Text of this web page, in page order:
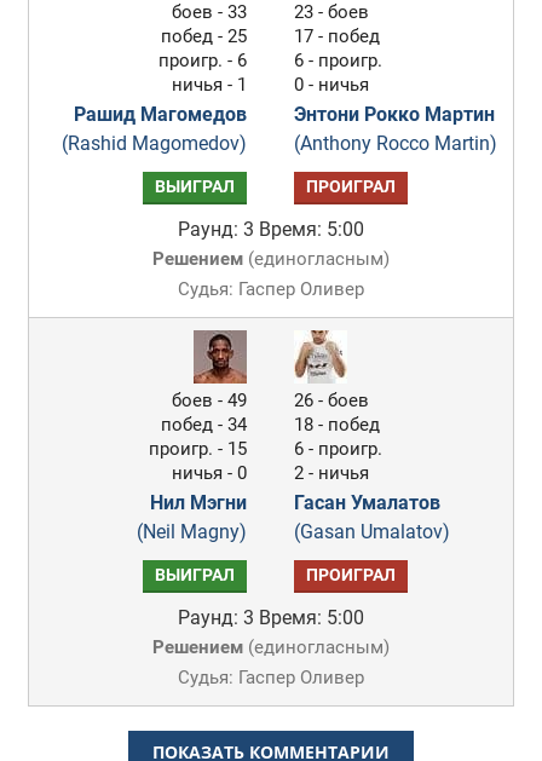
боев - 33
побед - 25
проигр. - 6
ничья - 1
Рашид Магомедов
(Rashid Magomedov)
23 - боев
17 - побед
6 - проигр.
0 - ничья
Энтони Рокко Мартин
(Anthony Rocco Martin)
ВЫИГРАЛ ПРОИГРАЛ
Раунд: 3 Время: 5:00
Решением(единогласным)
Судья: Гаспер Оливер
боев - 49
побед - 34
проигр. - 15
ничья - 0
Нил Мэгни
(Neil Magny)
26 - боев
18 - побед
6 - проигр.
2 - ничья
Гасан Умалатов
(Gasan Umalatov)
ВЫИГРАЛ ПРОИГРАЛ
Раунд: 3 Время: 5:00
Решением(единогласным)
Судья: Гаспер Оливер
ПОКАЗАТЬ КОММЕНТАРИИ